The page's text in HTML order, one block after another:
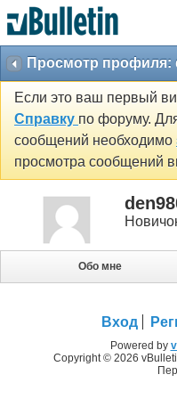
Просмотр профиля:
Если это ваш первый
Справку по форуму.
сообщений необходимо
просмотра сообщений
Обо мне
Вход
Powered by
Copyright © 2026